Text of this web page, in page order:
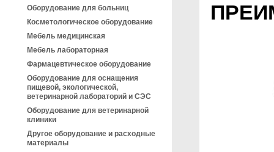
Оборудование для больниц
Косметологическое оборудование
Мебель медицинская
Мебель лабораторная
Фармацевтическое оборудование
Оборудование для оснащения
пищевой, экологической,
ветеринарной лабораторий и СЭС
Оборудование для ветеринарной
клиники
Другое оборудование и расходные
материалы